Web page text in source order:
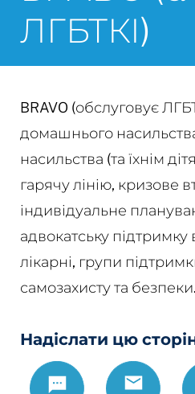
ЛГБТКІ)
BRAVO (обслуговує
домашнього
насильства (та їхнім
гарячу лінію, кризове
індивідуальне
адвокатську підтримку
лікарні, групи
самозахисту та безпеки.
Надіслати цю
Text
Email